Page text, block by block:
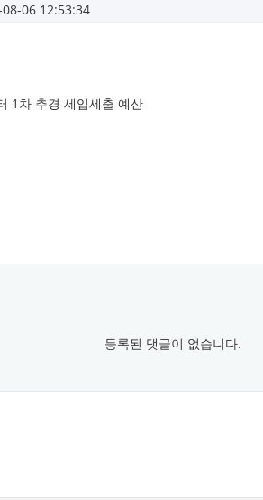
08-06 12:53:34
1차 추경 세입세출 예산
등록된 댓글이 없습니다.